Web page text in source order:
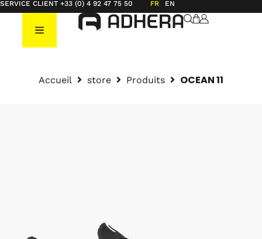
SERVICE CLIENT +33 (0) 4 92 47 75 50 FR EN
Accueil store Produits OCEAN 11